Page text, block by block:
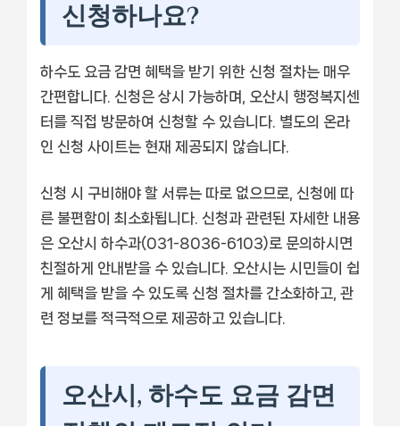
신청하나요?
하수도 요금 감면 혜택을 받기 위한 신청 절차는 매우
간편합니다. 신청은 상시 가능하며, 오산시 행정복지센
터를 직접 방문하여 신청할 수 있습니다. 별도의 온라
인 신청 사이트는 현재 제공되지 않습니다.
신청 시 구비해야 할 서류는 따로 없으므로, 신청에 따
른 불편함이 최소화됩니다. 신청과 관련된 자세한 내용
은 오산시 하수과(031-8036-6103)로 문의하시면
친절하게 안내받을 수 있습니다. 오산시는 시민들이 쉽
게 혜택을 받을 수 있도록 신청 절차를 간소화하고, 관
련 정보를 적극적으로 제공하고 있습니다.
오산시, 하수도 요금 감면